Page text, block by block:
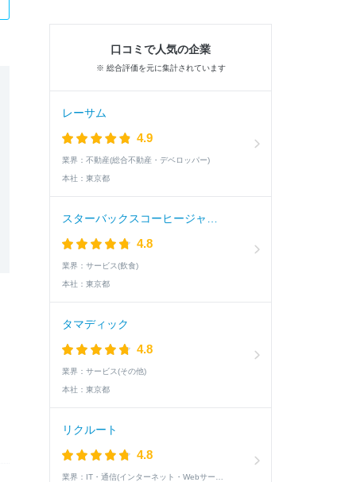
口コミで人気の企業
※ 総合評価を元に集計されています
レーサム
4.9
業界： 不動産(総合不動産・デベロッパー)
本社： 東京都
4.8
業界： サービス(飲食)
本社： 東京都
タマディック
4.8
業界： サービス(その他)
本社： 東京都
リクルート
4.8
業界：